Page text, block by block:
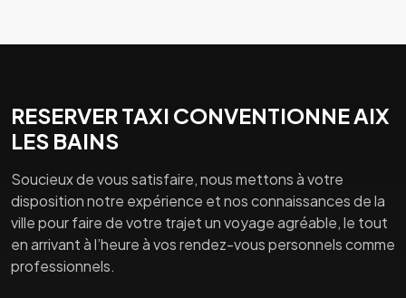
RESERVER TAXI CONVENTIONNE AIX
LES BAINS
Soucieux de vous satisfaire, nous mettons à votre
disposition notre expérience et nos connaissances de la
ville pour faire de votre trajet un voyage agréable, le tout
en arrivant à l’heure à vos rendez-vous personnels comme
professionnels.